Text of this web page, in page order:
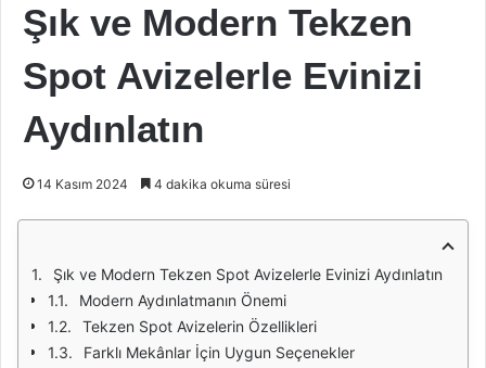
Şık ve Modern Tekzen
Spot Avizelerle Evinizi
Aydınlatın
14 Kasım 2024 4 dakika okuma süresi
Şık ve Modern Tekzen Spot Avizelerle Evinizi Aydınlatın
Modern Aydınlatmanın Önemi
Tekzen Spot Avizelerin Özellikleri
Farklı Mekânlar İçin Uygun Seçenekler